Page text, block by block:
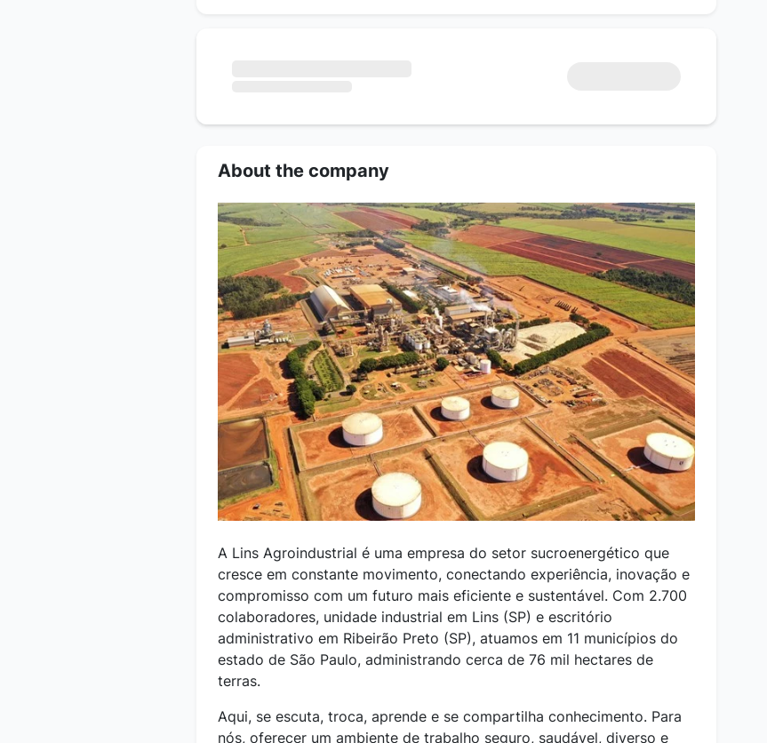
About the company
A Lins Agroindustrial é uma empresa do setor sucroenergético que
cresce em constante movimento, conectando experiência, inovação e
compromisso com um futuro mais eficiente e sustentável. Com 2.700
colaboradores, unidade industrial em Lins (SP) e escritório
administrativo em Ribeirão Preto (SP), atuamos em 11 municípios do
estado de São Paulo, administrando cerca de 76 mil hectares de
terras.
Aqui, se escuta, troca, aprende e se compartilha conhecimento. Para
nós, oferecer um ambiente de trabalho seguro, saudável, diverso e